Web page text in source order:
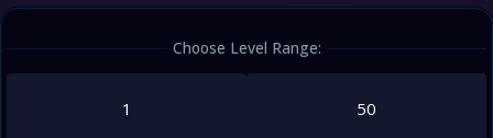
Choose Level Range: